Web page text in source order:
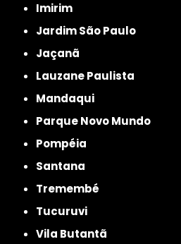
Imirim
Jardim São Paulo
Jaçanã
Lauzane Paulista
Mandaqui
Parque Novo Mundo
Pompéia
Santana
Tremembé
Tucuruvi
Vila Butantã